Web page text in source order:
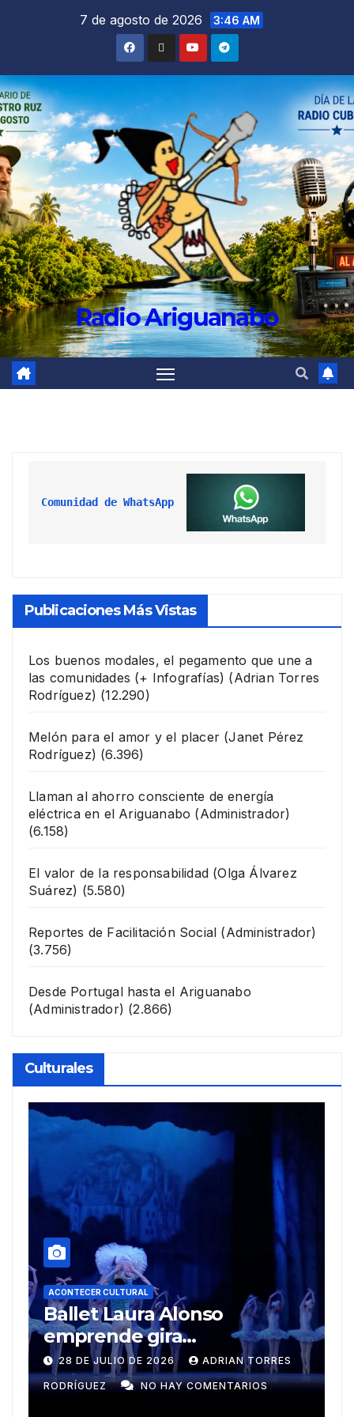
7 de agosto de 2026 3:46 AM
Radio Ariguanabo
Comunidad de WhatsApp
Publicaciones Más Vistas
Los buenos modales, el pegamento que une a
las comunidades (+ Infografías) (Adrian Torres
Rodríguez) (12.290)
Melón para el amor y el placer (Janet Pérez
Rodríguez) (6.396)
Llaman al ahorro consciente de energía
eléctrica en el Ariguanabo (Administrador)
(6.158)
El valor de la responsabilidad (Olga Álvarez
Suárez) (5.580)
Reportes de Facilitación Social (Administrador)
(3.756)
Desde Portugal hasta el Ariguanabo
(Administrador) (2.866)
Culturales
ACONTECER CULTURAL
Muñecos y monotipia
9 DE JULIO DE 2026 MEYLIN PÉREZ
GUZMÁN NO HAY COMENTARIOS